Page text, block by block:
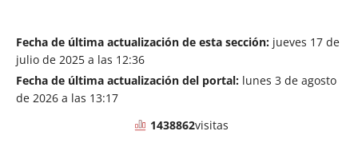
Fecha de última actualización de esta sección: jueves 17 de
julio de 2025 a las 12:36
Fecha de última actualización del portal: lunes 3 de agosto
de 2026 a las 13:17
1438862visitas